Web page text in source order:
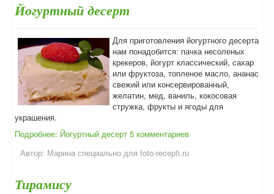
Йогуртный десерт
Для приготовления йогуртного десерта
нам понадобится: пачка несоленых
крекеров, йогурт классический, сахар
или фруктоза, топленое масло, ананас
свежий или консервированный,
желатин, мед, ваниль, кокосовая
стружка, фрукты и ягоды для
украшения.
Подробнее: Йогуртный десерт 5 комментариев
Автор: Марина специально для foto-recepti.ru
Тирамису